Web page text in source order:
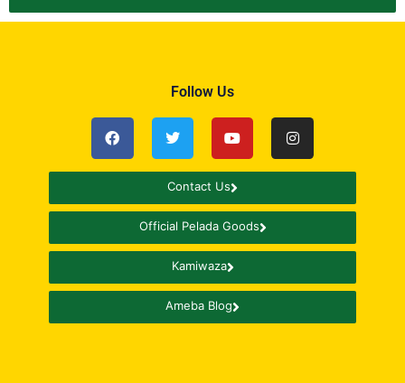
Follow Us
Contact Us
Official Pelada Goods
Kamiwaza
Ameba Blog